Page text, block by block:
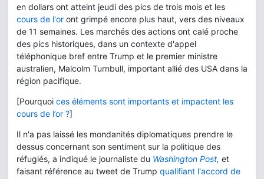
en dollars ont atteint jeudi des pics de trois mois et les
cours de l'or ont grimpé encore plus haut, vers des niveaux
de 11 semaines. Les marchés des actions ont calé proche
des pics historiques, dans un contexte d'appel
téléphonique bref entre Trump et le premier ministre
australien, Malcolm Turnbull, important allié des USA dans la
région pacifique.
[Pourquoi ces éléments sont importants et impactent les
cours de l’or ?]
Il n'a pas laissé les mondanités diplomatiques prendre le
dessus concernant son sentiment sur la politique des
réfugiés, a indiqué le journaliste du Washington Post, et
faisant référence au tweet de Trump qualifiant l'accord de